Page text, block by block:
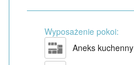
Wyposażenie pokoi:
Aneks kuchenny